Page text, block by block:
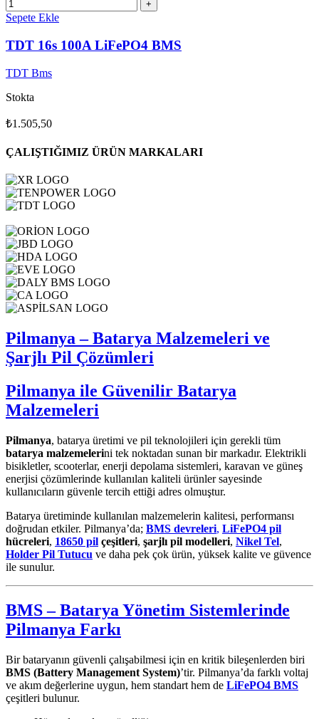
Sepete Ekle
TDT 16s 100A LiFePO4 BMS
TDT Bms
Stokta
₺1.505,50
ÇALIŞTIĞIMIZ ÜRÜN MARKALARI
Pilmanya – Batarya Malzemeleri ve
Şarjlı Pil Çözümleri
Pilmanya ile Güvenilir Batarya
Malzemeleri
Pilmanya, batarya üretimi ve pil teknolojileri için gerekli tüm
batarya malzemelerini tek noktadan sunan bir markadır. Elektrikli
bisikletler, scooterlar, enerji depolama sistemleri, karavan ve güneş
enerjisi çözümlerinde kullanılan kaliteli ürünler sayesinde
kullanıcıların güvenle tercih ettiği adres olmuştur.
Batarya üretiminde kullanılan malzemelerin kalitesi, performansı
doğrudan etkiler. Pilmanya’da; BMS devreleri, LiFePO4 pil
hücreleri, 18650 pil çeşitleri, şarjlı pil modelleri, Nikel Tel,
Holder Pil Tutucu ve daha pek çok ürün, yüksek kalite ve güvence
ile sunulur.
BMS – Batarya Yönetim Sistemlerinde
Pilmanya Farkı
Bir bataryanın güvenli çalışabilmesi için en kritik bileşenlerden biri
BMS (Battery Management System)’tir. Pilmanya’da farklı voltaj
ve akım değerlerine uygun, hem standart hem de LiFePO4 BMS
çeşitleri bulunur.